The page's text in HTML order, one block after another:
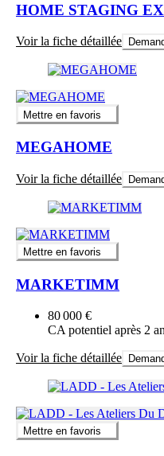
HOME STAGING
Voir la fiche détaillée
Mettre en favoris
MEGAHOME
Voir la fiche détaillée
Mettre en favoris
MARKETIMM
80 000 €
CA potentiel après 2
Voir la fiche détaillée
Mettre en favoris